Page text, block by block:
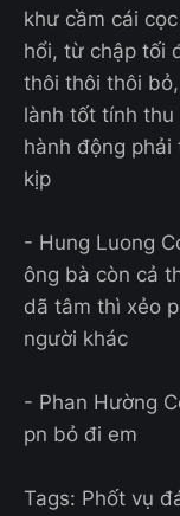
khư cầm cái
hổi, từ chập tối
thôi thôi thôi
lành tốt tính thu
hành động phải
kịp
- Hung Luong
ông bà còn cả
dã tâm thì xẻo
người khác
- Phan Hường
pn bỏ đi em
Tags: Phốt vụ